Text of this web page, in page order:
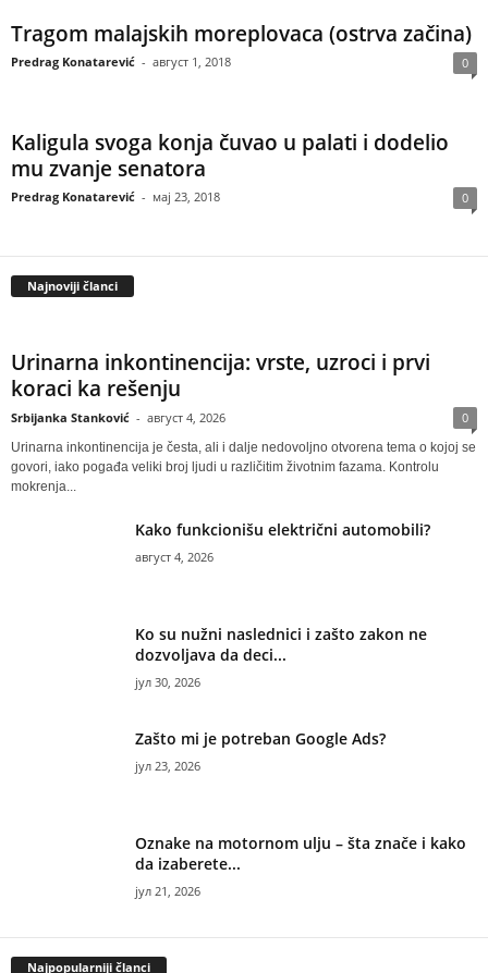
Tragom malajskih moreplovaca (ostrva začina)
Predrag Konatarević - август 1, 2018 0
Kaligula svoga konja čuvao u palati i dodelio
mu zvanje senatora
Predrag Konatarević - мај 23, 2018 0
Najnoviji članci
Urinarna inkontinencija: vrste, uzroci i prvi
koraci ka rešenju
Srbijanka Stanković - август 4, 2026 0
Urinarna inkontinencija je česta, ali i dalje nedovoljno otvorena tema o kojoj se
govori, iako pogađa veliki broj ljudi u različitim životnim fazama. Kontrolu
mokrenja...
Kako funkcionišu električni automobili?
август 4, 2026
Ko su nužni naslednici i zašto zakon ne
dozvoljava da deci...
јул 30, 2026
Zašto mi je potreban Google Ads?
јул 23, 2026
Oznake na motornom ulju – šta znače i kako
da izaberete...
јул 21, 2026
Najpopularniji članci